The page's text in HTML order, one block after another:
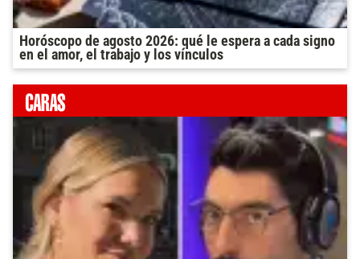
Horóscopo de agosto 2026: qué le espera a cada signo
en el amor, el trabajo y los vínculos